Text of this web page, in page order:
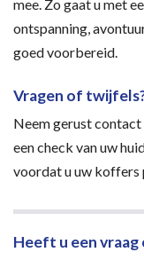
mee. Zo gaat u met
ontspanning,
goed voorbereid.
Vragen of
Neem gerust
een check van uw
voordat u uw koffers
Heeft u een